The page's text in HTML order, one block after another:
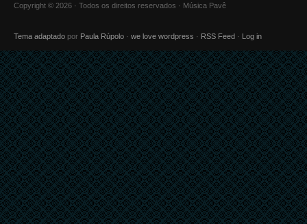
Copyright © 2026 · Todos os direitos reservados · Música Pavê
Tema adaptado por Paula Rúpolo · we love wordpress · RSS Feed · Log in